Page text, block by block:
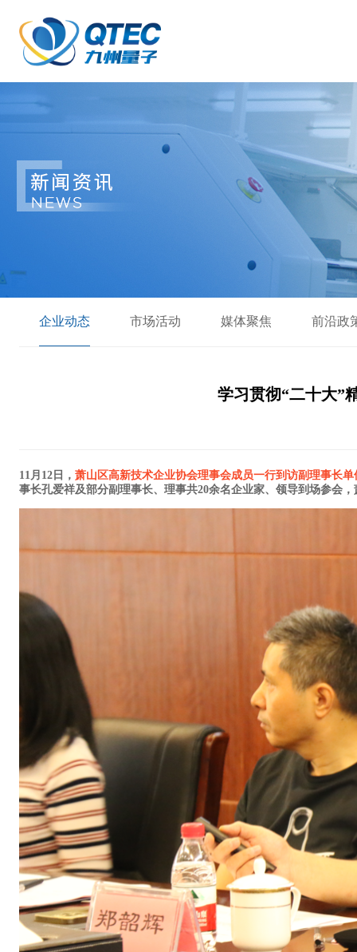
企业动态 市场活动 媒体聚焦 前沿政
学习贯彻“二十大”
11月12日， 萧山区高新技术企业协会理事会成员一行到访副理事长
事长孔爱祥及部分副理事长、理事共20余名企业家、领导到场参会